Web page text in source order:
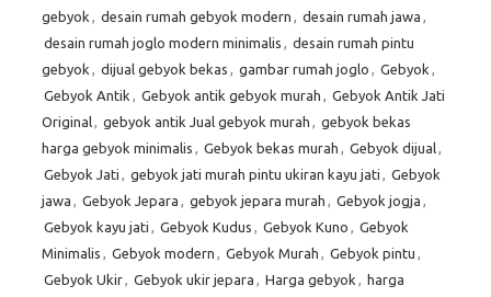
gebyok , desain rumah gebyok modern , desain rumah jawa ,
desain rumah joglo modern minimalis , desain rumah pintu
gebyok , dijual gebyok bekas , gambar rumah joglo , Gebyok ,
Gebyok Antik , Gebyok antik gebyok murah , Gebyok Antik Jati
Original, gebyok antik Jual gebyok murah , gebyok bekas
harga gebyok minimalis , Gebyok bekas murah , Gebyok dijual,
Gebyok Jati , gebyok jati murah pintu ukiran kayu jati , Gebyok
jawa , Gebyok Jepara , gebyok jepara murah , Gebyok jogja ,
Gebyok kayu jati , Gebyok Kudus , Gebyok Kuno , Gebyok
Minimalis , Gebyok modern , Gebyok Murah , Gebyok pintu ,
Gebyok Ukir, Gebyok ukir jepara , Harga gebyok , harga